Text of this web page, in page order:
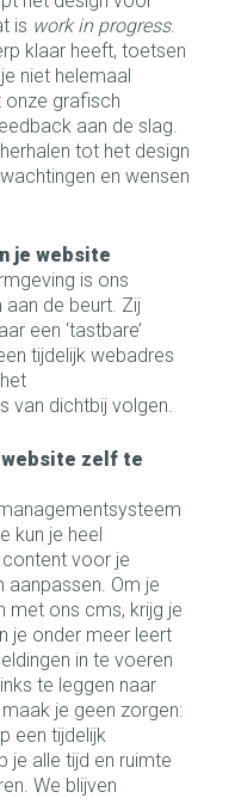
is work in progress.
klaar heeft, toetsen
niet helemaal
onze grafisch
aan de slag.
tot het design
en wensen
je website
is ons
de beurt. Zij
een ‘tastbare’
tijdelijk webadres
van dichtbij volgen.
website zelf te
kun je heel
voor je
aanpassen. Om je
met ons cms, krijg je
je onder meer leert
in te voeren
te leggen naar
maak je geen zorgen:
een tijdelijk
je alle tijd en ruimte
We blijven